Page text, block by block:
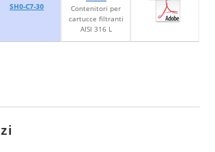
SH0-C7-30
Contenitori per
cartucce filtranti
AISI 316 L